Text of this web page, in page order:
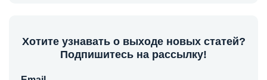
Хотите узнавать о выходе новых статей?
Подпишитесь на рассылку!